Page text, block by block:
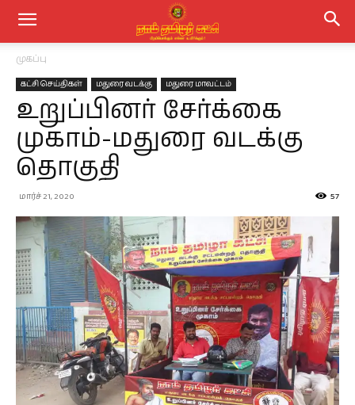
முகப்பு
கட்சி செய்திகள் மதுரை வடக்கு மதுரை மாவட்டம்
உறுப்பினர் சேர்க்கை
முகாம்-மதுரை வடக்கு
தொகுதி
மார்ச் 21, 2020 57